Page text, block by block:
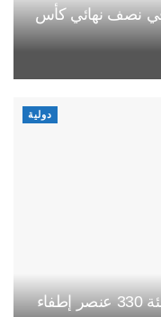
في نصف نهائي كأس
دولية
حرائق الغابات تستنفر البرتغال.. تعبئة 330 عنصر إطفاء